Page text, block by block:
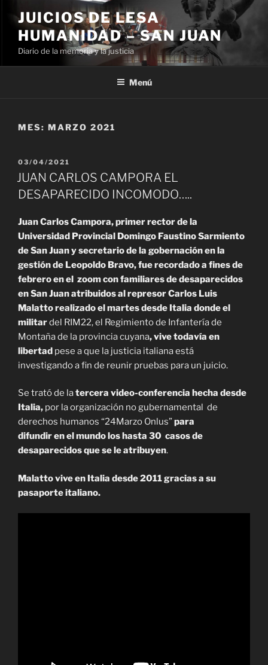
contenido
JUICIOS DE LESA
HUMANIDAD – SAN JUAN
Diario de la memoria y la justicia
Menú
MES: MARZO 2021
PUBLICADO
EL
03/04/2021
JUAN CARLOS CAMPORA EL
DESAPARECIDO INCOMODO…..
Juan Carlos Campora, primer rector de la
Universidad Provincial Domingo Faustino Sarmiento
de San Juan y secretario de la gobernación en la
gestión de Leopoldo Bravo, fue recordado a fines de
febrero en el zoom con familiares de desaparecidos
en San Juan atribuidos al represor Carlos Luis
Malatto realizado el martes desde Italia donde el
militardel RIM22, el Regimiento de Infantería de
Montaña de la provincia cuyana, vive todavía en
libertad pese a que la justicia italiana está
investigando a fin de reunir pruebas para un juicio.
Se trató de latercera video-conferencia hecha desde
Italia, por la organización no gubernamental de
derechos humanos “24Marzo Onlus”para
difundiren el mundo los hasta 30 casos de
desaparecidos que se le atribuyen.
Malatto vive en Italia desde 2011 gracias a su
pasaporte italiano.